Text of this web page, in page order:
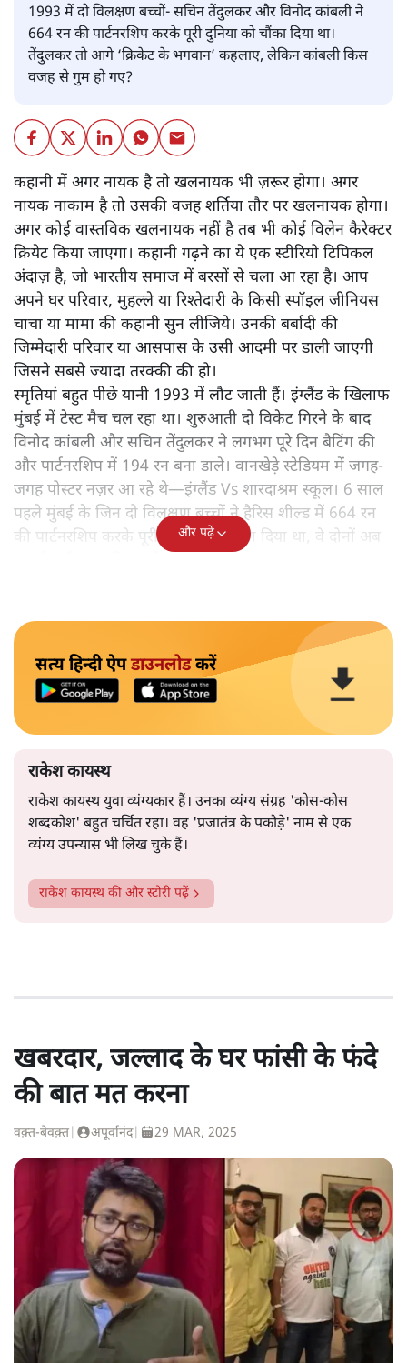
1993 में दो विलक्षण बच्चों- सचिन तेंदुलकर और विनोद कांबली ने
664 रन की पार्टनरशिप करके पूरी दुनिया को चौंका दिया था।
तेंदुलकर तो आगे ‘क्रिकेट के भगवान’ कहलाए, लेकिन कांबली किस
वजह से गुम हो गए?
कहानी में अगर नायक है तो खलनायक भी ज़रूर होगा। अगर
नायक नाकाम है तो उसकी वजह शर्तिया तौर पर खलनायक होगा।
अगर कोई वास्तविक खलनायक नहीं है तब भी कोई विलेन कैरेक्टर
क्रियेट किया जाएगा। कहानी गढ़ने का ये एक स्टीरियो टिपिकल
अंदाज़ है, जो भारतीय समाज में बरसों से चला आ रहा है। आप
अपने घर परिवार, मुहल्ले या रिश्तेदारी के किसी स्पॉइल जीनियस
चाचा या मामा की कहानी सुन लीजिये। उनकी बर्बादी की
जिम्मेदारी परिवार या आसपास के उसी आदमी पर डाली जाएगी
जिसने सबसे ज्यादा तरक्की की हो।
स्मृतियां बहुत पीछे यानी 1993 में लौट जाती हैं। इंग्लैंड के खिलाफ
मुंबई में टेस्ट मैच चल रहा था। शुरुआती दो विकेट गिरने के बाद
विनोद कांबली और सचिन तेंदुलकर ने लगभग पूरे दिन बैटिंग की
और पार्टनरशिप में 194 रन बना डाले। वानखेड़े स्टेडियम में जगह-
जगह पोस्टर नज़र आ रहे थे—इंग्लैंड Vs शारदाश्रम स्कूल। 6 साल
पहले मुंबई के जिन दो विलक्षण बच्चों ने हैरिस शील्ड में 664 रन
की पार्टनरशिप करके पूरी दुनिया को चौका दिया था, वे दोनों अब
और पढ़ें
सत्य हिन्दी ऐपडाउनलोडकरें
राकेश कायस्थ
राकेश कायस्थ युवा व्यंग्यकार हैं। उनका व्यंग्य संग्रह 'कोस-कोस
शब्दकोश' बहुत चर्चित रहा। वह 'प्रजातंत्र के पकौड़े' नाम से एक
व्यंग्य उपन्यास भी लिख चुके हैं।
राकेश कायस्थ की और स्टोरी पढ़ें
खबरदार, जल्लाद के घर फांसी के फंदे
की बात मत करना
वक़्त-बेवक़्त अपूर्वानंद| 29 MAR, 2025